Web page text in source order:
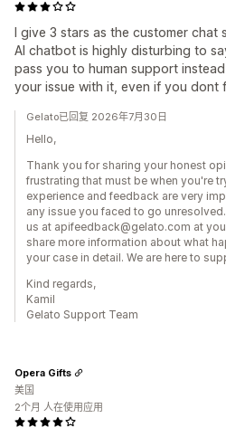
I give 3 stars as the customer chat
AI chatbot is highly disturbing to
pass you to human support
your issue with it, even if you dont
Gelato已回复 2026年7月30日
Hello,
Thank you for sharing your honest
frustrating that must be when you're
experience and feedback are very
any issue you faced to go
us at apifeedback@gelato.com at
share more information about what
your case in detail. We are here to
Kind regards,
Kamil
Gelato Support Team
Opera Gifts
美国
2个月 人在使用应用